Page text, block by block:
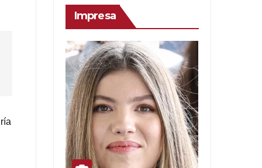
Impresa